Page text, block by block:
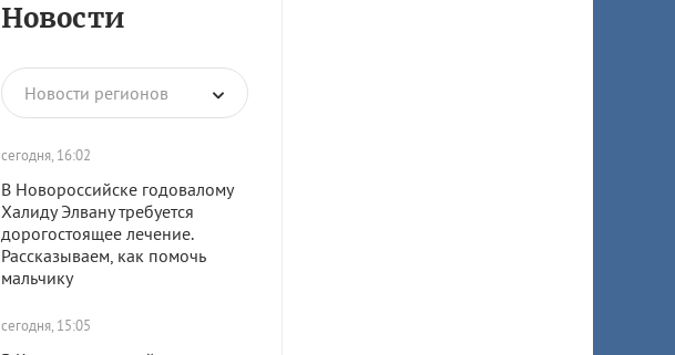
Новости
Новости регионов
сегодня, 16:02
В Новороссийске годовалому
Халиду Элвану требуется
дорогостоящее лечение.
Рассказываем, как помочь
мальчику
сегодня, 15:05